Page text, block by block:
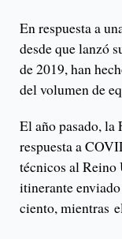
En respuesta a
desde que lanzó
de 2019, han
del volumen de
El año pasado, la
respuesta a
técnicos al Reino
itinerante
ciento, mientras